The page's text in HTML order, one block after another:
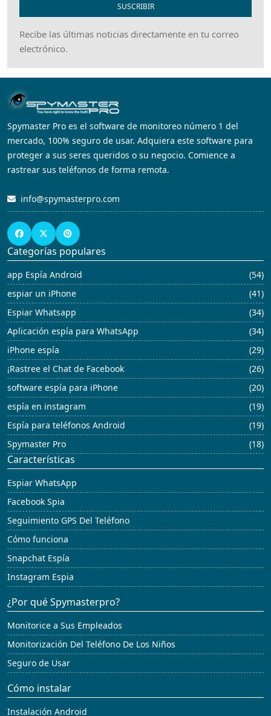
SUSCRIBIR
Recibe las últimas noticias directamente en tu correo
electrónico.
Spymaster Pro es el software de monitoreo número 1 del
mercado, 100% seguro de usar. Adquiera este software para
proteger a sus seres queridos o su negocio. Comience a
rastrear sus teléfonos de forma remota.
info@spymasterpro.com
Categorías populares
app Espía Android
(54)
espiar un iPhone
(41)
Espiar Whatsapp
(34)
Aplicación espía para WhatsApp
(34)
iPhone espía
(29)
¡Rastree el Chat de Facebook
(26)
software espía para iPhone
(20)
espía en instagram
(19)
Espía para teléfonos Android
(19)
Spymaster Pro
(18)
Características
Espiar WhatsApp
Facebook Spia
Seguimiento GPS Del Teléfono
Cómo funciona
Snapchat Espía
Instagram Espia
¿Por qué Spymasterpro?
Monitorice a Sus Empleados
Monitorización Del Teléfono De Los Niños
Seguro de Usar
Cómo instalar
Instalación Android